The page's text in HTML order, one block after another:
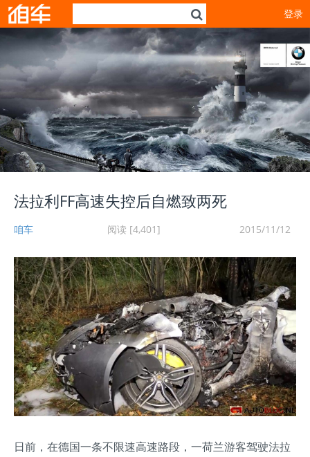
登录
法拉利FF高速失控后自燃致两死
咱车 阅读 [4,401] 2015/11/12
日前，在德国一条不限速高速路段，一荷兰游客驾驶法拉